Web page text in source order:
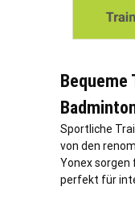
Sportliche
von den
Yonex
perfekt für